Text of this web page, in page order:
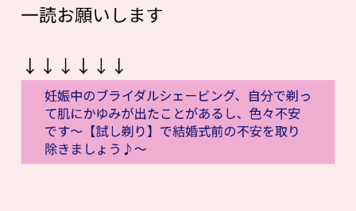
一読お願いします
↓↓↓↓↓↓
妊娠中のブライダルシェービング、自分で剃っ
て肌にかゆみが出たことがあるし、色々不安
です〜【試し剃り】で結婚式前の不安を取り
除きましょう♪〜